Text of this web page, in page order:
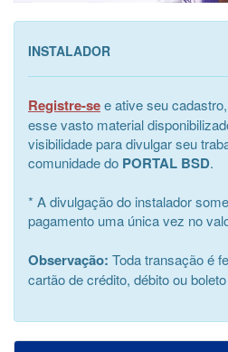
INSTALADOR
Registre-see ative seu
esse vasto material
visibilidade para divulgar seu
comunidade do PORTAL BSD.
* A divulgação do instalador
pagamento uma única vez no
Observação: Toda transação é
cartão de crédito, débito ou